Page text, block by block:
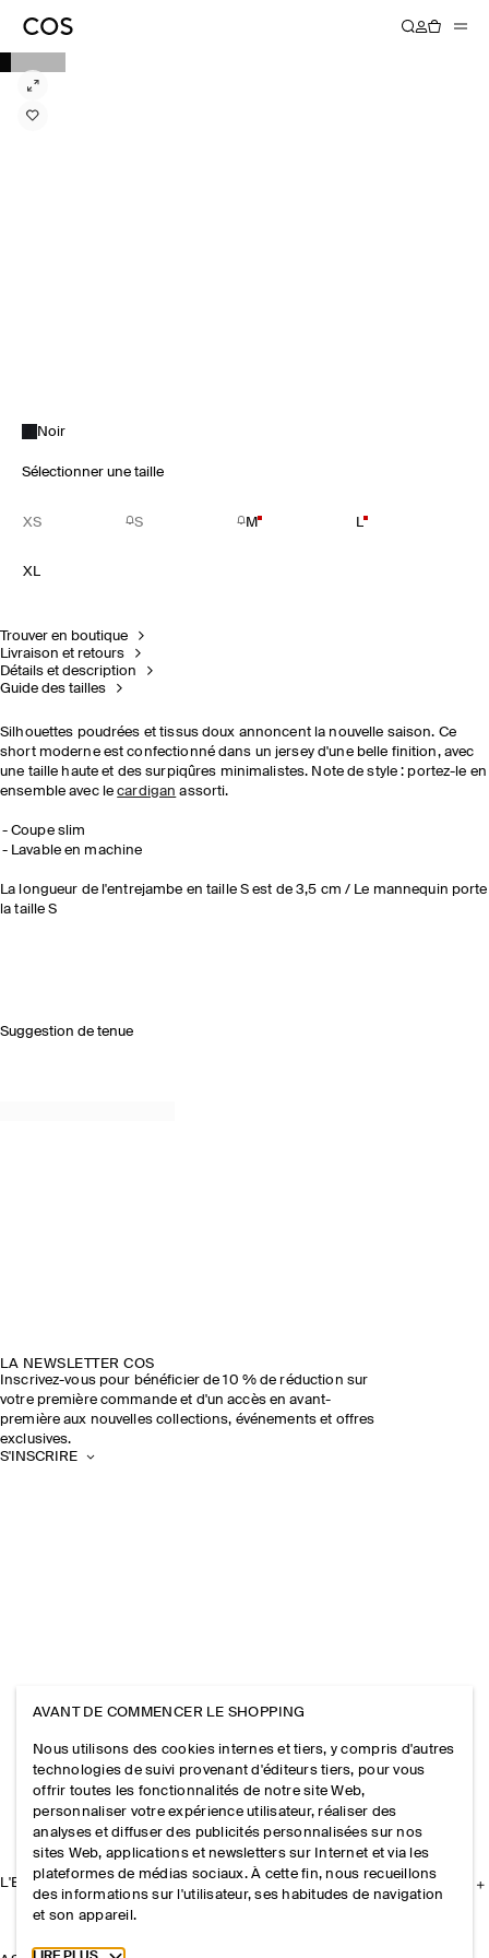
Noir
Sélectionner une taille
XS S M L
XL
Trouver en boutique
Livraison et retours
Détails et description
Guide des tailles
Silhouettes poudrées et tissus doux annoncent la nouvelle saison. Ce
short moderne est confectionné dans un jersey d'une belle finition, avec
une taille haute et des surpiqûres minimalistes. Note de style : portez-le en
ensemble avec lecardigan assorti.
Coupe slim
Lavable en machine
La longueur de l'entrejambe en taille S est de 3,5 cm / Le mannequin porte
la taille S
Suggestion de tenue
LA NEWSLETTER COS
Inscrivez-vous pour bénéficier de 10 % de réduction sur
votre première commande et d'un accès en avant-
première aux nouvelles collections, événements et offres
exclusives.
S'INSCRIRE
L'ENTREPRISE
AVANT DE COMMENCER LE SHOPPING
Nous utilisons des cookies internes et tiers, y compris d'autres
technologies de suivi provenant d'éditeurs tiers, pour vous
offrir toutes les fonctionnalités de notre site Web,
personnaliser votre expérience utilisateur, réaliser des
analyses et diffuser des publicités personnalisées sur nos
sites Web, applications et newsletters sur Internet et via les
plateformes de médias sociaux. À cette fin, nous recueillons
des informations sur l'utilisateur, ses habitudes de navigation
et son appareil.